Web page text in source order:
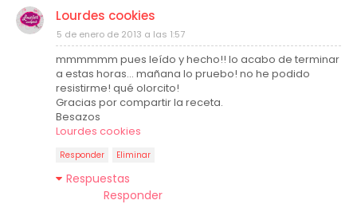
Lourdes cookies
5 de enero de 2013 a las 1:57
mmmmmm pues leído y hecho!! lo acabo de terminar
a estas horas... mañana lo pruebo! no he podido
resistirme! qué olorcito!
Gracias por compartir la receta.
Besazos
Lourdes cookies
Responder Eliminar
Respuestas
Responder